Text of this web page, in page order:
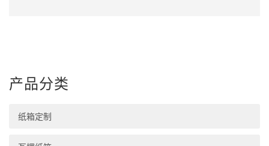
产品分类
纸箱定制